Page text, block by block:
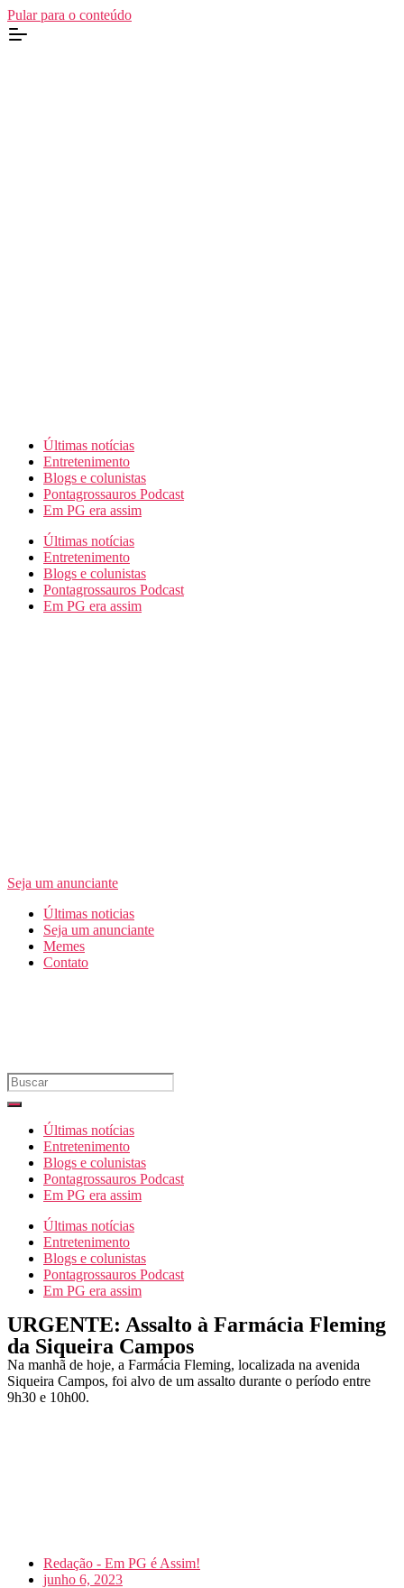
Pular para o conteúdo
Últimas notícias
Entretenimento
Blogs e colunistas
Pontagrossauros Podcast
Em PG era assim
Últimas notícias
Entretenimento
Blogs e colunistas
Pontagrossauros Podcast
Em PG era assim
Seja um anunciante
Últimas noticias
Seja um anunciante
Memes
Contato
Últimas notícias
Entretenimento
Blogs e colunistas
Pontagrossauros Podcast
Em PG era assim
Últimas notícias
Entretenimento
Blogs e colunistas
Pontagrossauros Podcast
Em PG era assim
URGENTE: Assalto à Farmácia Fleming
da Siqueira Campos
Na manhã de hoje, a Farmácia Fleming, localizada na avenida
Siqueira Campos, foi alvo de um assalto durante o período entre
9h30 e 10h00.
Redação - Em PG é Assim!
junho 6, 2023